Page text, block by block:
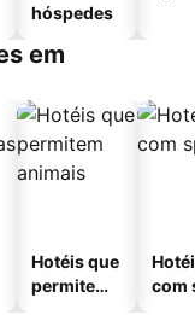
hóspedes
em
Hotéis que
permitem
com